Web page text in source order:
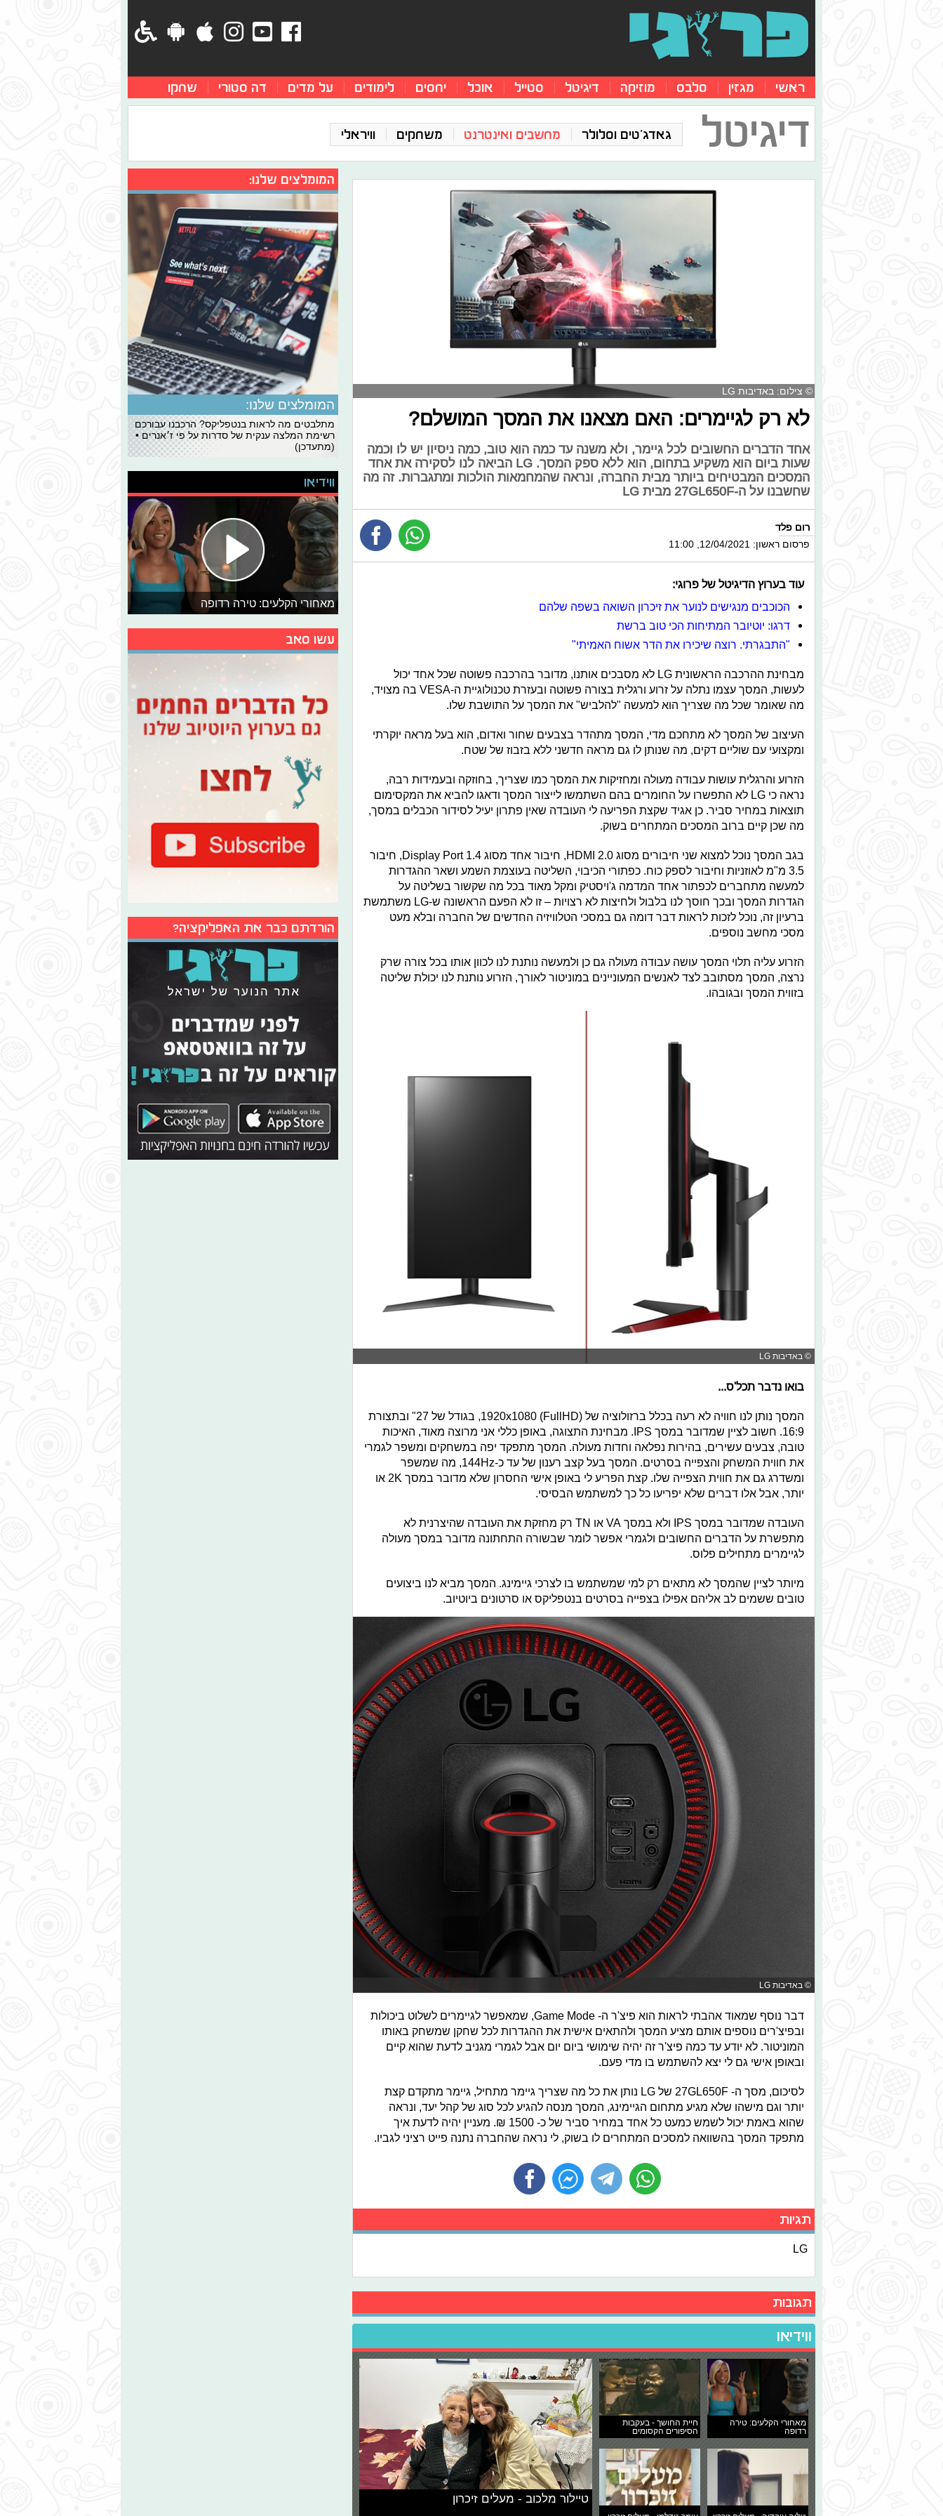
ראשי מגזין סלבס מוזיקה דיגיטל סטייל אוכל יחסים לימודים על מדים דה סטורי שחקו
דיגיטל גאדג'טים וסלולר מחשבים ואינטרנט משחקים וויראלי
© צילום: באדיבות LG
לא רק לגיימרים: האם מצאנו את המסך המושלם?
אחד הדברים החשובים לכל גיימר, ולא משנה עד כמה הוא טוב, כמה ניסיון יש לו וכמה
שעות ביום הוא משקיע בתחום, הוא ללא ספק המסך. LG הביאה לנו לסקירה את אחד
המסכים המבטיחים ביותר מבית החברה, ונראה שהמחמאות הולכות ומתגברות. זה מה
שחשבנו על ה-27GL650F מבית LG
רום פלד
פרסום ראשון: 12/04/2021, 11:00
עוד בערוץ הדיגיטל של פרוגי:
הכוכבים מנגישים לנוער את זיכרון השואה בשפה שלהם
דרגו: יוטיובר המתיחות הכי טוב ברשת
"התבגרתי. רוצה שיכירו את הדר אשוח האמיתי"
מבחינת ההרכבה הראשונית LG לא מסבכים אותנו, מדובר בהרכבה פשוטה שכל אחד יכול
לעשות, המסך עצמו נתלה על זרוע ורגלית בצורה פשוטה ובעזרת טכנולוגיית ה-VESA בה מצויד,
מה שאומר שכל מה שצריך הוא למעשה "להלביש" את המסך על התושבת שלו.
העיצוב של המסך לא מתחכם מדי, המסך מתהדר בצבעים שחור ואדום, הוא בעל מראה יוקרתי
ומקצועי עם שוליים דקים, מה שנותן לו גם מראה חדשני ללא בזבוז של שטח.
הזרוע והרגלית עושות עבודה מעולה ומחזיקות את המסך כמו שצריך, בחוזקה ובעמידות רבה,
נראה כי LG לא התפשרו על החומרים בהם השתמשו לייצור המסך ודאגו להביא את המקסימום
תוצאות במחיר סביר. כן אגיד שקצת הפריעה לי העובדה שאין פתרון יעיל לסידור הכבלים במסך,
מה שכן קיים ברוב המסכים המתחרים בשוק.
בגב המסך נוכל למצוא שני חיבורים מסוג HDMI 2.0, חיבור אחד מסוג Display Port 1.4, חיבור
3.5 מ"מ לאוזניות וחיבור לספק כוח. כפתורי הכיבוי, השליטה בעוצמת השמע ושאר ההגדרות
למעשה מתחברים לכפתור אחד המדמה ג'ויסטיק ומקל מאוד בכל מה שקשור בשליטה על
הגדרות המסך ובכך חוסך לנו בלבול ולחיצות לא רצויות – זו לא הפעם הראשונה ש-LG משתמשת
ברעיון זה, נוכל לזכות לראות דבר דומה גם במסכי הטלוויזיה החדשים של החברה ובלא מעט
מסכי מחשב נוספים.
הזרוע עליה תלוי המסך עושה עבודה מעולה גם כן ולמעשה נותנת לנו לכוון אותו בכל צורה שרק
נרצה, המסך מסתובב לצד לאנשים המעוניינים במוניטור לאורך, הזרוע נותנת לנו יכולת שליטה
בזווית המסך ובגובהו.
© באדיבות LG
בואו נדבר תכל'ס...
המסך נותן לנו חוויה לא רעה בכלל ברזולוציה של 1920x1080 (FullHD), בגודל של 27" ובתצורת
16:9. חשוב לציין שמדובר במסך IPS. מבחינת התצוגה, באופן כללי אני מרוצה מאוד, האיכות
טובה, צבעים עשירים, בהירות נפלאה וחדות מעולה. המסך מתפקד יפה במשחקים ומשפר לגמרי
את חווית המשחק והצפייה בסרטים. המסך בעל קצב רענון של עד כ-144Hz, מה שמשפר
ומשדרג גם את חווית הצפייה שלו. קצת הפריע לי באופן אישי החסרון שלא מדובר במסך 2K או
יותר, אבל אלו דברים שלא יפריעו כל כך למשתמש הבסיסי.
העובדה שמדובר במסך IPS ולא במסך VA או TN רק מחזקת את העובדה שהיצרנית לא
מתפשרת על הדברים החשובים ולגמרי אפשר לומר שבשורה התחתונה מדובר במסך מעולה
לגיימרים מתחילים פלוס.
מיותר לציין שהמסך לא מתאים רק למי שמשתמש בו לצרכי גיימינג. המסך מביא לנו ביצועים
טובים ששמים לב אליהם אפילו בצפייה בסרטים בנטפליקס או סרטונים ביוטיוב.
© באדיבות LG
דבר נוסף שמאוד אהבתי לראות הוא פיצ'ר ה- Game Mode, שמאפשר לגיימרים לשלוט ביכולות
ובפיצ'רים נוספים אותם מציע המסך ולהתאים אישית את ההגדרות לכל שחקן שמשחק באותו
המוניטור. לא יודע עד כמה פיצ'ר זה יהיה שימושי ביום יום אבל לגמרי מגניב לדעת שהוא קיים
ובאופן אישי גם לי יצא להשתמש בו מדי פעם.
לסיכום, מסך ה- 27GL650F של LG נותן את כל מה שצריך גיימר מתחיל, גיימר מתקדם קצת
יותר וגם מישהו שלא מגיע מתחום הגיימינג, המסך מנסה להגיע לכל סוג של קהל יעד, ונראה
שהוא באמת יכול לשמש כמעט כל אחד במחיר סביר של כ- 1500 ₪. מעניין יהיה לדעת איך
מתפקד המסך בהשוואה למסכים המתחרים לו בשוק, לי נראה שהחברה נתנה פייט רציני לגביו.
תגיות
LG
תגובות
ווידיאו
מאחורי הקלעים: טירה
רדופה
חיית החושך - בעקבות
הסיפורים הקסומים
טיילור מלכוב - מעלים זיכרון
המומלצים שלנו:
המומלצים שלנו:
מתלבטים מה לראות בנטפליקס? הרכבנו עבורכם
רשימת המלצה ענקית של סדרות על פי ז׳אנרים •
(מתעדכן)
ווידיאו
מאחורי הקלעים: טירה רדופה
עשו סאב
הורדתם כבר את האפליקציה?